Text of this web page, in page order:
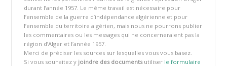
durant l’année 1957. Le même travail est nécessaire pour
l’ensemble de la guerre d’indépendance algérienne et pour
l’ensemble du territoire algérien, mais nous ne pourrons publier
les commentaires ou les messages qui ne concerneraient pas la
région d’Alger et l’année 1957.
Merci de préciser les sources sur lesquelles vous vous basez.
Si vous souhaitez y joindre des documentsutiliser le formulaire